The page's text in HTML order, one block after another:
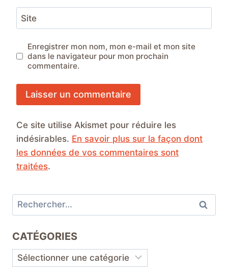
Site
Enregistrer mon nom, mon e-mail et mon site
dans le navigateur pour mon prochain
commentaire.
Ce site utilise Akismet pour réduire les
indésirables. En savoir plus sur la façon dont
les données de vos commentaires sont
traitées.
Rechercher :
CATÉGORIES
Catégories